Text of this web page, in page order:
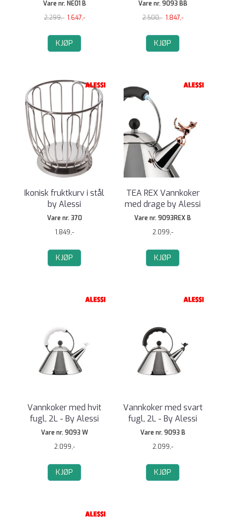
Vare nr. NE01 B
2.299,- 1.647,-
KJØP
Vare nr. 9093 BB
2.500,- 1.847,-
KJØP
Ikonisk fruktkurv i stål
by Alessi
Vare nr. 370
1.849,-
KJØP
TEA REX Vannkoker
med drage by Alessi
Vare nr. 9093REX B
2.099,-
KJØP
Vannkoker med hvit
fugl, 2L - By Alessi
Vare nr. 9093 W
2.099,-
KJØP
Vannkoker med svart
fugl, 2L - By Alessi
Vare nr. 9093 B
2.099,-
KJØP